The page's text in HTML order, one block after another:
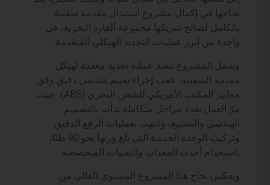
نجاحها في إكمال مشروع استبدال مقدمة سفينة
بالكامل لصالح شريكها مجموعة ألفارد البحرية، في
واحدة من أبرز عمليات التجديد الهيكلي المتقدمة.
وشمل المشروع تنفيذ عملية تجديد معقدة لهيكل
مقدمة السفينة، عقب إجراء تقييم هندسي دقيق وفق
معايير المكتب الأمريكي للشحن البحري (ABS)، حيث
مرّ العمل بعدة مراحل متكاملة بدأت بالتصميم
الهندسي والتصنيع، وانتهت بعمليات الرفع الدقيق
وتركيب الوحدة الجديدة التي بلغ وزنها نحو 90 طنًا،
باستخدام أحدث المعدات والتقنيات المتخصصة.
ويعكس نجاح هذا المشروع المستوى العالي من